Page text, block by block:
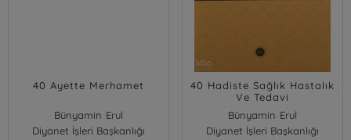
40 Ayette Merhamet
Bünyamin Erul
Diyanet İşleri Başkanlığı
40 Hadiste Sağlık Hastalık
Ve Tedavi
Bünyamin Erul
Diyanet İşleri Başkanlığı